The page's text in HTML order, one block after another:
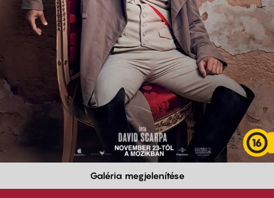
Galéria megjelenítése